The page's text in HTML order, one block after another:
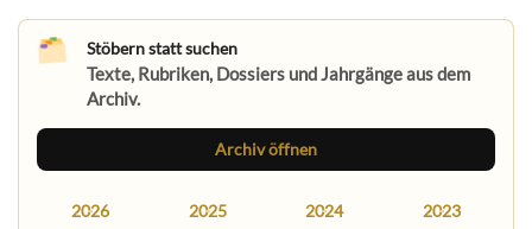
Stöbern statt suchen
Texte, Rubriken, Dossiers und Jahrgänge aus dem
Archiv.
Archiv öffnen
2026 2025 2024 2023